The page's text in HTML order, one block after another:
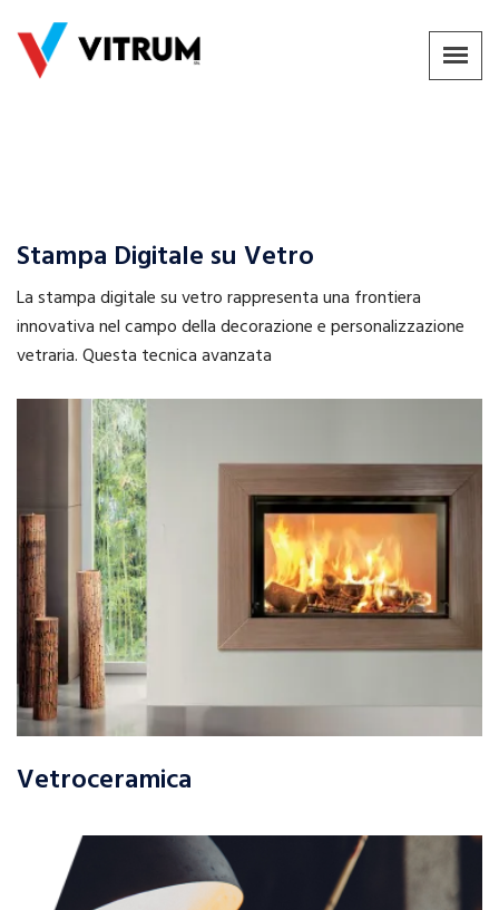
Stampa Digitale su Vetro
La stampa digitale su vetro rappresenta una frontiera
innovativa nel campo della decorazione e personalizzazione
vetraria. Questa tecnica avanzata
Vetroceramica